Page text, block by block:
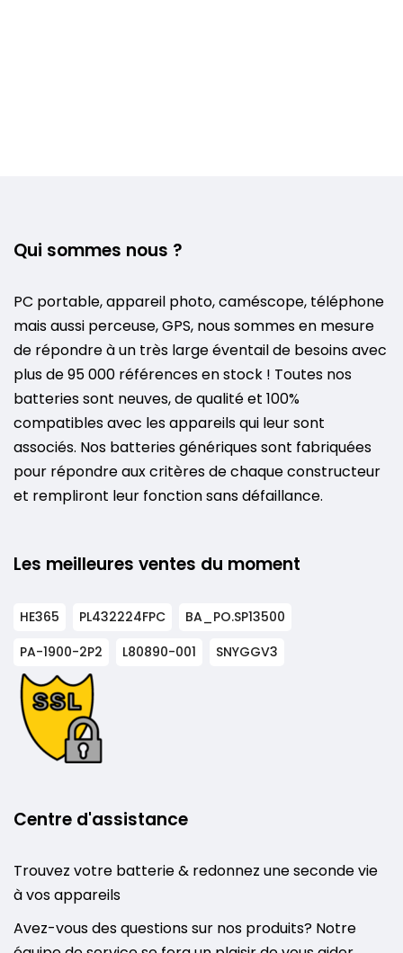
Qui sommes nous ?
PC portable, appareil photo, caméscope, téléphone
mais aussi perceuse, GPS, nous sommes en mesure
de répondre à un très large éventail de besoins avec
plus de 95 000 références en stock ! Toutes nos
batteries sont neuves, de qualité et 100%
compatibles avec les appareils qui leur sont
associés. Nos batteries génériques sont fabriquées
pour répondre aux critères de chaque constructeur
et rempliront leur fonction sans défaillance.
Les meilleures ventes du moment
HE365 PL432224FPC
BA_PO.SP13500
PA-1900-2P2
L80890-001 SNYGGV3
Centre d'assistance
Trouvez votre batterie & redonnez une seconde vie
à vos appareils
Avez-vous des questions sur nos produits? Notre